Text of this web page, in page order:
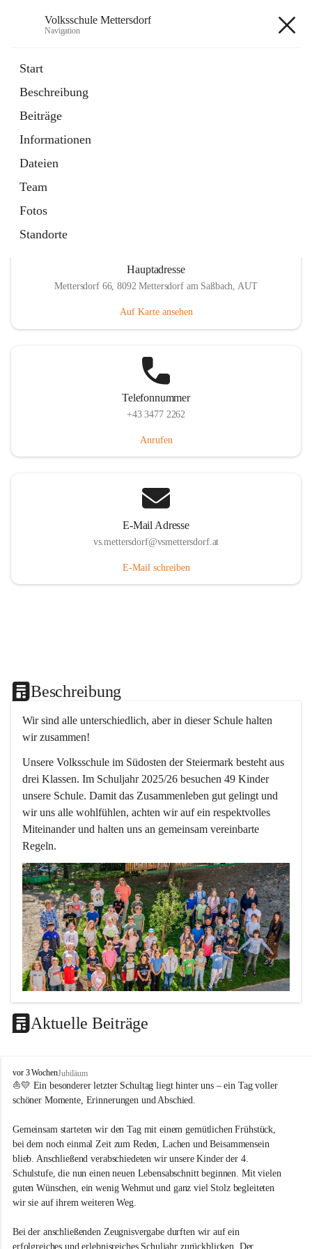
Volksschule Mettersdorf
Navigation
Start
Beschreibung
Beiträge
Informationen
Dateien
Team
Fotos
Standorte
Externe Webseite
in
Tab
Termine
Artikel
öffnet
in
neuem
Tab
Hauptadresse
Mettersdorf 66, 8092 Mettersdorf am Saßbach, AUT
Auf Karte ansehen
Telefonnummer
+43 3477 2262
Anrufen
E-Mail Adresse
vs.mettersdorf@vsmettersdorf.at
E-Mail schreiben
Beschreibung
Wir sind alle unterschiedlich, aber in dieser Schule halten
wir zusammen!
Unsere Volksschule im Südosten der Steiermark besteht aus
drei Klassen. Im Schuljahr 2025/26 besuchen 49 Kinder
unsere Schule. Damit das Zusammenleben gut gelingt und
wir uns alle wohlfühlen, achten wir auf ein respektvolles
Miteinander und halten uns an gemeinsam vereinbarte
Regeln.
Unterrichtsqualität
Es ist uns wichtig …
durch das Angebot verschiedener Unterrichtsformen
ein motiviertes Lernklima zu schaffen.
Grundtechniken zu vermitteln und zu üben.
die Selbsttätigkeit der SchülerInnen zu fördern.
dass die SchülerInnen ihre Stärken erkennen und ihre
durch ein Angebot verschiedener Lern-, Spiel- und
Erholungsbereiche die individuellen Bedürfnisse und
Aktuelle Beiträge
V
o
l
s
s
c
h
u
l
e
t
vor 3 WochenJubiläum
⛵💛 Ein besonderer letzter Schultag liegt hinter uns – ein Tag voller
schöner Momente, Erinnerungen und Abschied.
Gemeinsam starteten wir den Tag mit einem gemütlichen Frühstück,
bei dem noch einmal Zeit zum Reden, Lachen und Beisammensein
blieb. Anschließend verabschiedeten wir unsere Kinder der 4.
Schulstufe, die nun einen neuen Lebensabschnitt beginnen. Mit vielen
guten Wünschen, ein wenig Wehmut und ganz viel Stolz begleiteten
wir sie auf ihrem weiteren Weg.
Bei der anschließenden Zeugnisvergabe durften wir auf ein
erfolgreiches und erlebnisreiches Schuljahr zurückblicken. Der